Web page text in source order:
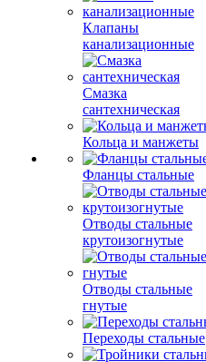
Клапаны
канализационные
Смазка
сантехническая
Кольца и манжеты
Фланцы стальные
Отводы стальные
крутоизогнутые
Отводы стальные
гнутые
Переходы стальные